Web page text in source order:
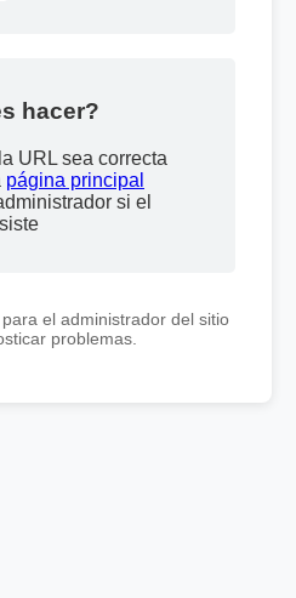
hacer?
URL sea correcta
página principal
si el
el administrador del sitio
problemas.